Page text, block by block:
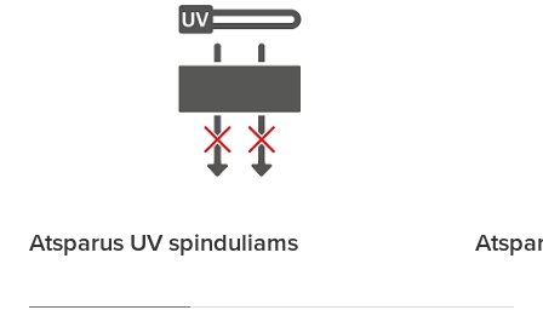
Atsparus UV spinduliams